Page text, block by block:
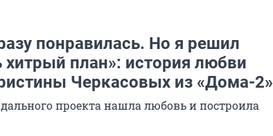
понравилась. Но я решил
хитрый план»: история любви
Черкасовых из «Дома-2»
проекта нашла любовь и построила